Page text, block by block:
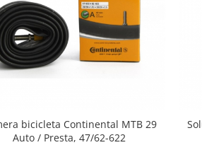
bicicleta Continental MTB 29
Auto / Presta, 47/62-622